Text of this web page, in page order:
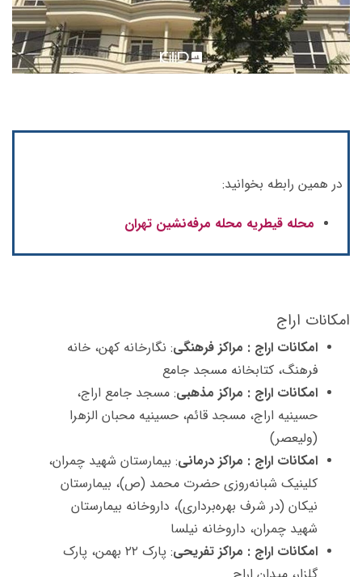
در همین رابطه بخوانید:
محله قیطریه محله مرفه‌نشین تهران
امكانات اراج
امکانات اراج : مراكز فرهنگی: نگارخانه كهن، خانه
فرهنگ، كتابخانه مسجد جامع
امکانات اراج : مراكز مذهبی: مسجد جامع اراج،
حسینیه اراج، مسجد قائم، حسینیه محبان الزهرا
(ولیعصر)
امکانات اراج : مراكز درمانی: بیمارستان شهید چمران،
كلینیک شبانه‌روزی حضرت محمد (ص)، بیمارستان
نیكان (در شرف بهره‌برداری)، داروخانه بیمارستان
شهید چمران، داروخانه نیلسا
امکانات اراج : مراكز تفریحی
: پارک ۲۲ بهمن، پارک